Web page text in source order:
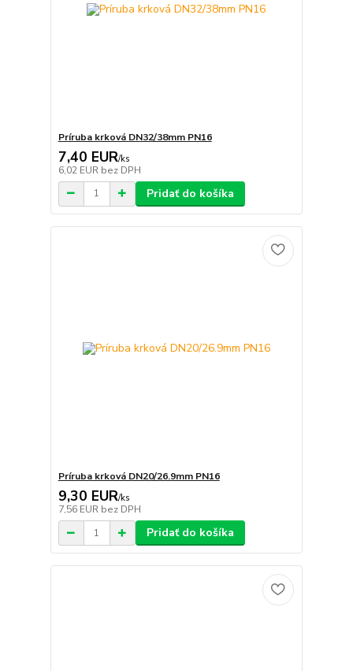
Príruba krková DN32/38mm PN16
7,40 EUR/ks
6,02 EUR bez DPH
Pridať do košíka
Príruba krková DN20/26.9mm PN16
9,30 EUR/ks
7,56 EUR bez DPH
Pridať do košíka